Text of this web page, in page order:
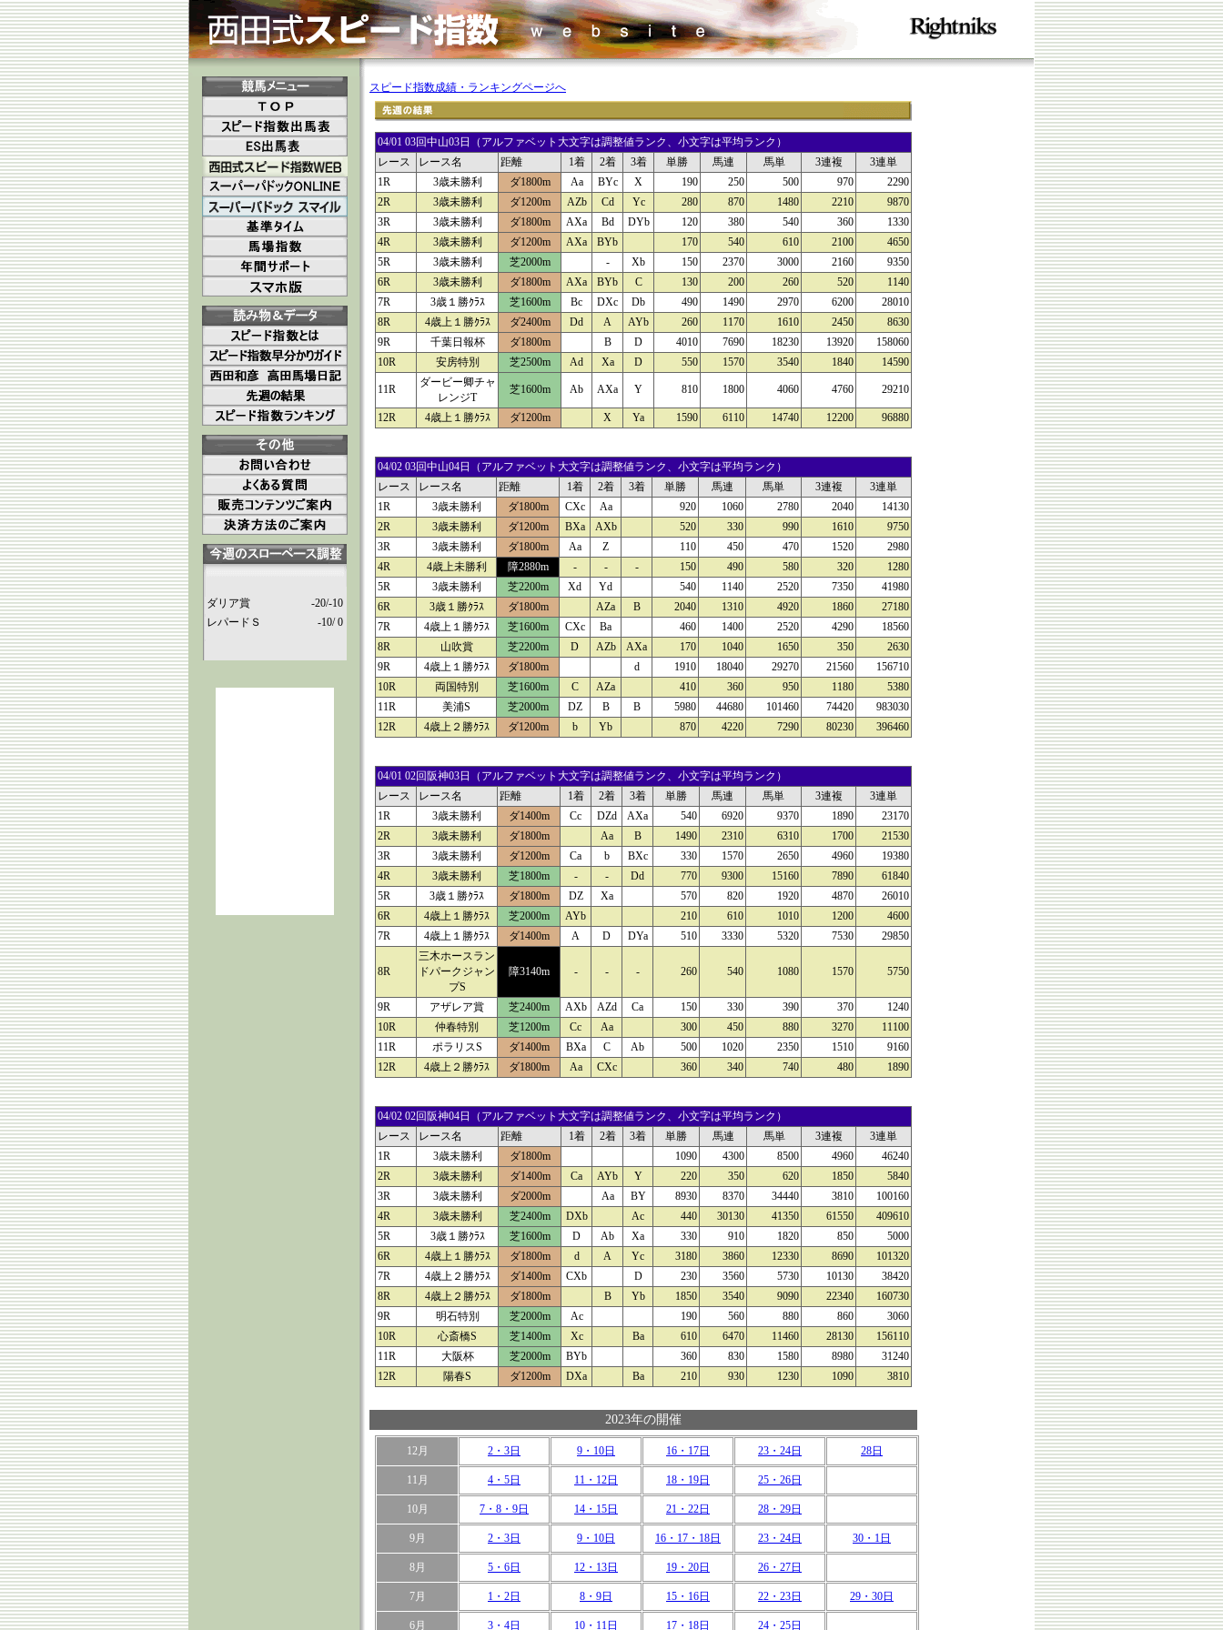
ダリア賞
-20/-10
レパードＳ
-10/ 0
スピード指数成績・ランキングページへ
04/01 03回中山03日（アルファベット大文字は調整値ランク、小文字は平均ランク）
レース
レース名 距離 1着 2着 3着 単勝 馬連 馬単 3連複
3連単
1R
3歳未勝利 ダ1800m Aa BYc X 190 250 500 970
2290
2R
3歳未勝利 ダ1200m AZb Cd Yc 280 870 1480 2210
9870
3R
3歳未勝利 ダ1800m AXa Bd DYb 120 380 540 360
1330
4R
3歳未勝利 ダ1200m AXa BYb 170 540 610 2100
4650
5R
3歳未勝利 芝2000m - Xb 150 2370 3000 2160
9350
6R
3歳未勝利 ダ1800m AXa BYb C 130 200 260 520
1140
7R
3歳１勝ｸﾗｽ 芝1600m Bc DXc Db 490 1490 2970 6200
28010
8R
4歳上１勝ｸﾗｽ ダ2400m Dd A AYb 260 1170 1610 2450
8630
9R
千葉日報杯 ダ1800m B D 4010 7690 18230 13920
158060
10R
安房特別 芝2500m Ad Xa D 550 1570 3540 1840 14590
11R
ダービー卿チャ
レンジT
芝1600m Ab AXa Y 810 1800 4060 4760 29210
12R 4歳上１勝ｸﾗｽ ダ1200m X Ya 1590 6110 14740 12200 96880
04/02 03回中山04日（アルファベット大文字は調整値ランク、小文字は平均ランク）
レース
レース名 距離 1着 2着 3着 単勝 馬連 馬単 3連複
3連単
1R
3歳未勝利 ダ1800m CXc Aa 920 1060 2780 2040
14130
2R
3歳未勝利 ダ1200m BXa AXb 520 330 990 1610
9750
3R
3歳未勝利 ダ1800m Aa Z 110 450 470 1520
2980
4R
4歳上未勝利 障2880m - - - 150 490 580 320
1280
5R
3歳未勝利 芝2200m Xd Yd 540 1140 2520 7350
41980
6R
3歳１勝ｸﾗｽ ダ1800m AZa B 2040 1310 4920 1860
27180
7R
4歳上１勝ｸﾗｽ 芝1600m CXc Ba 460 1400 2520 4290
18560
8R
山吹賞 芝2200m D AZb AXa 170 1040 1650 350
2630
9R
4歳上１勝ｸﾗｽ ダ1800m d 1910 18040 29270 21560
156710
10R
両国特別 芝1600m C AZa 410 360 950 1180
5380
11R
美浦S 芝2000m DZ B B 5980 44680 101460 74420
983030
12R
4歳上２勝ｸﾗｽ ダ1200m b Yb 870 4220 7290 80230 396460
04/01 02回阪神03日（アルファベット大文字は調整値ランク、小文字は平均ランク）
レース
レース名 距離 1着 2着 3着 単勝 馬連 馬単 3連複
3連単
1R
3歳未勝利 ダ1400m Cc DZd AXa 540 6920 9370 1890
23170
2R
3歳未勝利 ダ1800m Aa B 1490 2310 6310 1700
21530
3R
3歳未勝利 ダ1200m Ca b BXc 330 1570 2650 4960
19380
4R
3歳未勝利 芝1800m - - Dd 770 9300 15160 7890
61840
5R
3歳１勝ｸﾗｽ ダ1800m DZ Xa 570 820 1920 4870
26010
6R
4歳上１勝ｸﾗｽ 芝2000m AYb 210 610 1010 1200
4600
7R
4歳上１勝ｸﾗｽ ダ1400m A D DYa 510 3330 5320 7530 29850
8R
三木ホースラン
ドパークジャン
プS
障3140m - - - 260 540 1080 1570 5750
9R アザレア賞 芝2400m AXb AZd Ca 150 330 390 370
1240
10R
仲春特別 芝1200m Cc Aa 300 450 880 3270
11100
11R
ポラリスS ダ1400m BXa C Ab 500 1020 2350 1510
9160
12R
4歳上２勝ｸﾗｽ ダ1800m Aa CXc 360 340 740 480 1890
04/02 02回阪神04日（アルファベット大文字は調整値ランク、小文字は平均ランク）
レース
レース名 距離 1着 2着 3着 単勝 馬連 馬単 3連複
3連単
1R
3歳未勝利 ダ1800m 1090 4300 8500 4960
46240
2R
3歳未勝利 ダ1400m Ca AYb Y 220 350 620 1850
5840
3R
3歳未勝利 ダ2000m Aa BY 8930 8370 34440 3810
100160
4R
3歳未勝利 芝2400m DXb Ac 440 30130 41350 61550
409610
5R
3歳１勝ｸﾗｽ 芝1600m D Ab Xa 330 910 1820 850
5000
6R
4歳上１勝ｸﾗｽ ダ1800m d A Yc 3180 3860 12330 8690
101320
7R
4歳上２勝ｸﾗｽ ダ1400m CXb D 230 3560 5730 10130
38420
8R
4歳上２勝ｸﾗｽ ダ1800m B Yb 1850 3540 9090 22340
160730
9R
明石特別 芝2000m Ac 190 560 880 860
3060
10R
心斎橋S 芝1400m Xc Ba 610 6470 11460 28130
156110
11R
大阪杯 芝2000m BYb 360 830 1580 8980
31240
12R
陽春S ダ1200m DXa Ba 210 930 1230 1090 3810
2023年の開催
12月 2・3日 9・10日 16・17日 23・24日 28日
11月 4・5日 11・12日 18・19日 25・26日
10月 7・8・9日 14・15日 21・22日 28・29日
9月 2・3日 9・10日 16・17・18日 23・24日 30・1日
8月 5・6日 12・13日 19・20日 26・27日
7月 1・2日 8・9日 15・16日 22・23日 29・30日
6月 3・4日 10・11日 17・18日 24・25日